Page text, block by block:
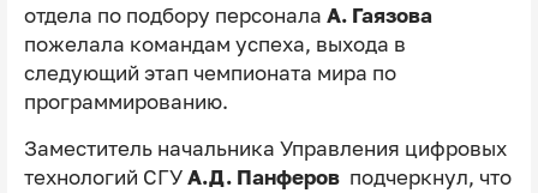
отдела по подбору персонала А. Гаязова
пожелала командам успеха, выхода в
следующий этап чемпионата мира по
программированию.
Заместитель начальника Управления цифровых
технологий СГУ А.Д. Панферов подчеркнул, что